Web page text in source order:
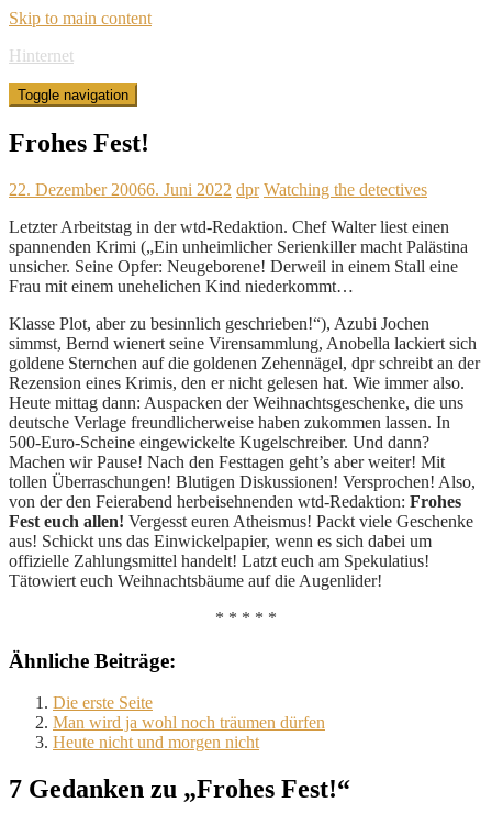
Skip to main content
Hinternet
Toggle navigation
Frohes Fest!
22. Dezember 20066. Juni 2022 dpr Watching the detectives
Letzter Arbeitstag in der wtd-Redaktion. Chef Walter liest einen
spannenden Krimi („Ein unheimlicher Serienkiller macht Palästina
unsicher. Seine Opfer: Neugeborene! Derweil in einem Stall eine
Frau mit einem unehelichen Kind niederkommt…
Klasse Plot, aber zu besinnlich geschrieben!“), Azubi Jochen
simmst, Bernd wienert seine Virensammlung, Anobella lackiert sich
goldene Sternchen auf die goldenen Zehennägel, dpr schreibt an der
Rezension eines Krimis, den er nicht gelesen hat. Wie immer also.
Heute mittag dann: Auspacken der Weihnachtsgeschenke, die uns
deutsche Verlage freundlicherweise haben zukommen lassen. In
500-Euro-Scheine eingewickelte Kugelschreiber. Und dann?
Machen wir Pause! Nach den Festtagen geht’s aber weiter! Mit
tollen Überraschungen! Blutigen Diskussionen! Versprochen! Also,
von der den Feierabend herbeisehnenden wtd-Redaktion: Frohes
Fest euch allen! Vergesst euren Atheismus! Packt viele Geschenke
aus! Schickt uns das Einwickelpapier, wenn es sich dabei um
offizielle Zahlungsmittel handelt! Latzt euch am Spekulatius!
Tätowiert euch Weihnachtsbäume auf die Augenlider!
* * * * *
Ähnliche Beiträge:
Die erste Seite
Man wird ja wohl noch träumen dürfen
Heute nicht und morgen nicht
7 Gedanken zu „Frohes Fest!“